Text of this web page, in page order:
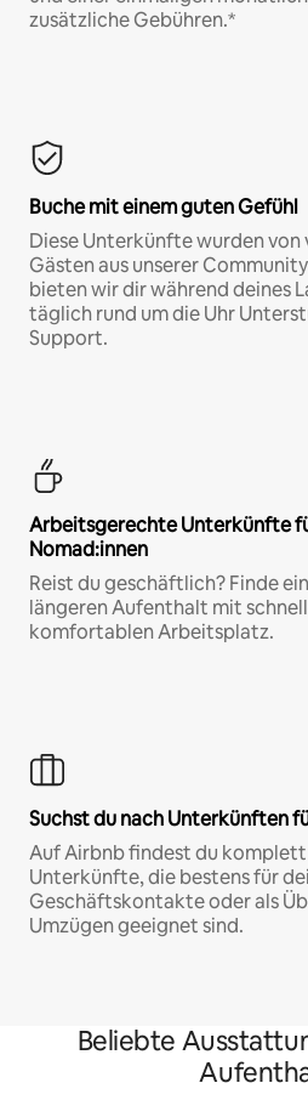
zusätzliche Gebühren.*
Buche mit einem guten Gefühl
Diese Unterkünfte wurden
Gästen aus unserer
bieten wir dir während deines
täglich rund um die Uhr
Support.
Arbeitsgerechte Unterkünfte
Nomad:innen
Reist du geschäftlich? Finde
längeren Aufenthalt mit
komfortablen Arbeitsplatz.
Suchst du nach Unterkünften
Auf Airbnb findest du
Unterkünfte, die bestens für
Geschäftskontakte oder als
Umzügen geeignet sind.
Beliebte